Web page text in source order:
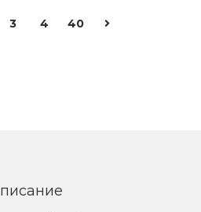
3 4 40